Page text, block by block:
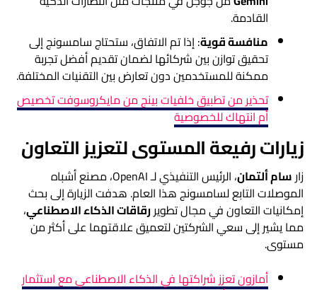
القادمة.
منافسة قوية: إذا تم الاتفاق، ستحتاج سامسونج إلى
تحقيق توازن بين شركائها لضمان تقديم أفضل تجربة
ممكنة للمستخدمين دون تعارض بين التقنيات المختلفة.
تحذير من تطبيق خلفيات بينج من مايكروسوفت تخصيص
أم انتهاك للخصوصية
زيارات رفيعة المستوى لتعزيز التعاون
زارسام ألتمان
، الرئيس التنفيذي لـ OpenAI، مصنع أشباه
الموصلات التابع لسامسونج هذا العام. هدفت الزيارة إلى بحث
إمكانيات التعاون في مجال تطويررقاقات الذكاء الاصطناعي،
مما يشير إلى سعي الشركتين لتعميق علاقتهما على أكثر من
مستوى.
أمازون تعزز شراكتها في الذكاء الاصطناعي مع استثمار